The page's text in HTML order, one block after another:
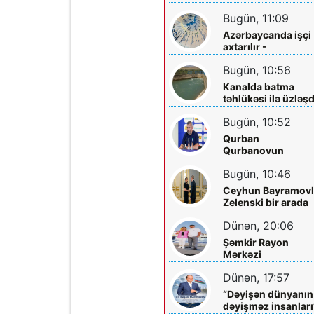
sakinləri ilə
Bugün, 11:09
Azərbaycanda işçi
axtarılır -
Əməkhaqqı 10 min
manatdır
Bugün, 10:56
Kanalda batma
təhlükəsi ilə
- Xilas edildi
Bugün, 10:52
Qurban
Qurbanovun
qəzəbinin qarşılığı
nə olacaq?
Bugün, 10:46
Ceyhun
Zelenski bir arada
Dünən, 20:06
Şəmkir Rayon
Mərkəzi
Xəstəxanasının
həkimi Ceyhun
Rəsulov və arvadı
Arzu Əskərovanın
Dünən, 17:57
“Dəyişən dünyanın
dəyişməz